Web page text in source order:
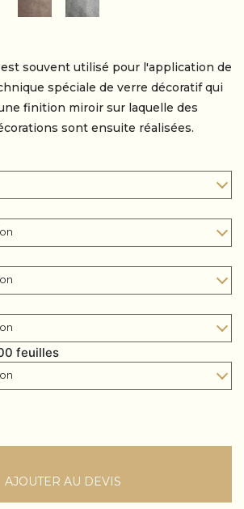
est souvent utilisé pour l'application de
spéciale de verre décoratif qui
finition miroir sur laquelle des
sont ensuite réalisées.
feuilles
AJOUTER AU DEVIS